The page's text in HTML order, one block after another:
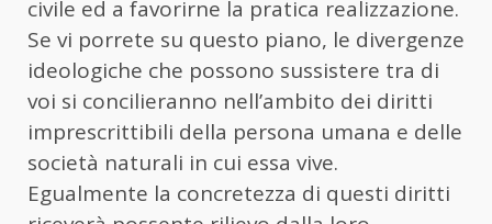
civile ed a favorirne la pratica realizzazione.
Se vi porrete su questo piano, le divergenze
ideologiche che possono sussistere tra di
voi si concilieranno nell’ambito dei diritti
imprescrittibili della persona umana e delle
società naturali in cui essa vive.
Egualmente la concretezza di questi diritti